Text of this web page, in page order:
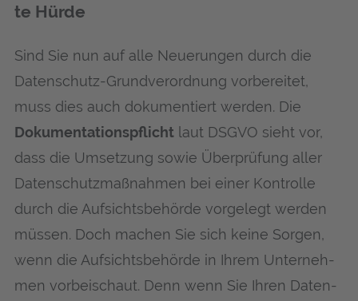
te Hürde
Sind Sie nun auf alle Neue­run­gen durch die
Daten­schutz-Grund­ver­ord­nung vor­be­rei­tet,
muss dies auch doku­men­tiert wer­den. Die
Doku­men­ta­ti­ons­pflichtlaut DSGVO sieht vor,
dass die Umset­zung sowie Über­prü­fung aller
Daten­schutz­maß­nah­men bei einer Kon­trol­le
durch die Auf­sichts­be­hör­de vor­ge­legt wer­den
müs­sen. Doch machen Sie sich kei­ne Sor­gen,
wenn die Auf­sichts­be­hör­de in Ihrem Unter­neh­
men vor­bei­schaut. Denn wenn Sie Ihren Daten­